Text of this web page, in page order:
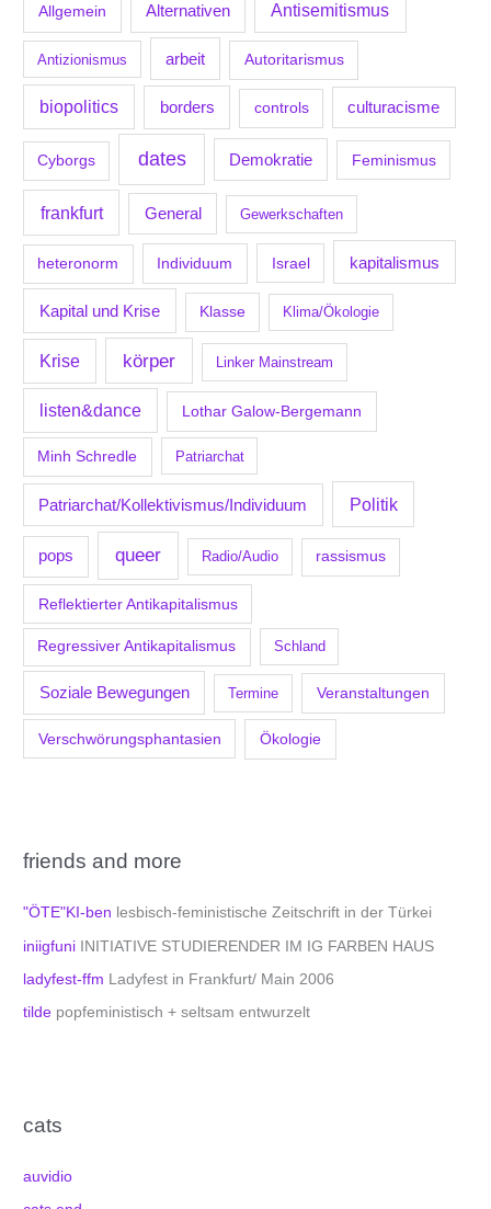
Allgemein Alternativen Antisemitismus
Antizionismus arbeit Autoritarismus
biopolitics borders controls culturacisme
Cyborgs dates Demokratie Feminismus
frankfurt General Gewerkschaften
heteronorm Individuum Israel kapitalismus
Kapital und Krise Klasse Klima/Ökologie
Krise körper Linker Mainstream
listen&dance Lothar Galow-Bergemann
Minh Schredle Patriarchat
Patriarchat/Kollektivismus/Individuum Politik
pops queer Radio/Audio rassismus
Reflektierter Antikapitalismus
Regressiver Antikapitalismus Schland
Soziale Bewegungen Termine Veranstaltungen
Verschwörungsphantasien Ökologie
friends and more
"ÖTE"KI-ben lesbisch-feministische Zeitschrift in der Türkei
iniigfuni INITIATIVE STUDIERENDER IM IG FARBEN HAUS
ladyfest-ffm Ladyfest in Frankfurt/ Main 2006
tilde popfeministisch + seltsam entwurzelt
cats
auvidio